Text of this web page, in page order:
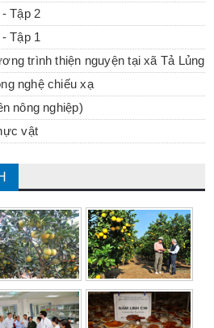
Tập 2
Tập 1
trình thiện nguyện tại xã Tả Lủng
nghệ chiếu xạ
nông nghiệp)
vật